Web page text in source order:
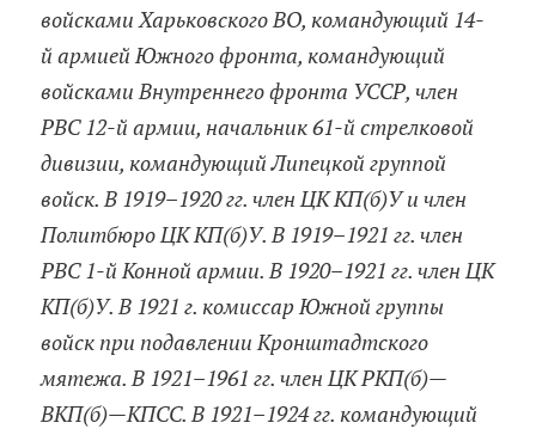
войсками Харьковского ВО, командующий 14-
й армией Южного фронта, командующий
войсками Внутреннего фронта УССР, член
РВС 12-й армии, начальник 61-й стрелковой
дивизии, командующий Липецкой группой
войск. В 1919–1920 гг. член ЦК КП(б)У и член
Политбюро ЦК КП(б)У. В 1919–1921 гг. член
РВС 1-й Конной армии. В 1920–1921 гг. член ЦК
КП(б)У. В 1921 г. комиссар Южной группы
войск при подавлении Кронштадтского
мятежа. В 1921–1961 гг. член ЦК РКП(б)—
ВКП(б)—КПСС. В 1921–1924 гг. командующий